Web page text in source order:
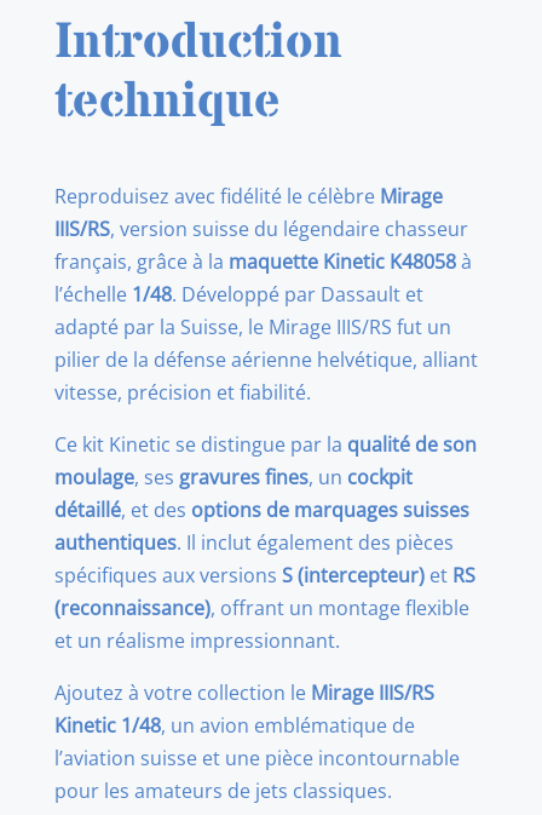
IIIS/RS
Introduction
technique
Reproduisez avec fidélité le célèbre Mirage
IIIS/RS, version suisse du légendaire chasseur
français, grâce à la maquette Kinetic K48058à
l’échelle 1/48. Développé par Dassault et
adapté par la Suisse, le Mirage IIIS/RS fut un
pilier de la défense aérienne helvétique, alliant
vitesse, précision et fiabilité.
Ce kit Kinetic se distingue par la qualité de son
moulage, ses gravures fines, un cockpit
détaillé, et des options de marquages suisses
authentiques. Il inclut également des pièces
spécifiques aux versions S (intercepteur)et RS
(reconnaissance), offrant un montage flexible
et un réalisme impressionnant.
Ajoutez à votre collection le Mirage IIIS/RS
Kinetic 1/48, un avion emblématique de
l’aviation suisse et une pièce incontournable
pour les amateurs de jets classiques.